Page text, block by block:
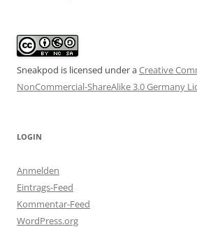
Sneakpod is licensed under aCreative
NonCommercial-ShareAlike 3.0 Germany
LOGIN
Anmelden
Eintrags-Feed
Kommentar-Feed
WordPress.org